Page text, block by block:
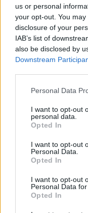
us or personal
your opt-out. You
disclosure of your
IAB’s list of
also be disclosed by
Downstream
Please note that this
not limited to your
grant or deny
use your data for
consent section.
Personal Data
I want to opt-out
personal data.
Opted In
I want to opt-out
Personal Data.
Opted In
I want to opt-out
Personal Data
Opted In